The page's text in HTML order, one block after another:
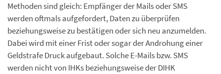
Methoden sind gleich: Empfänger der Mails oder SMS
werden oftmals aufgefordert, Daten zu überprüfen
beziehungsweise zu bestätigen oder sich neu anzumelden.
Dabei wird mit einer Frist oder sogar der Androhung einer
Geldstrafe Druck aufgebaut. Solche E-Mails bzw. SMS
werden nicht von IHKs beziehungsweise der DIHK